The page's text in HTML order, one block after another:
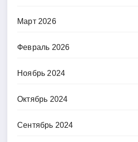
Март 2026
Февраль 2026
Ноябрь 2024
Октябрь 2024
Сентябрь 2024